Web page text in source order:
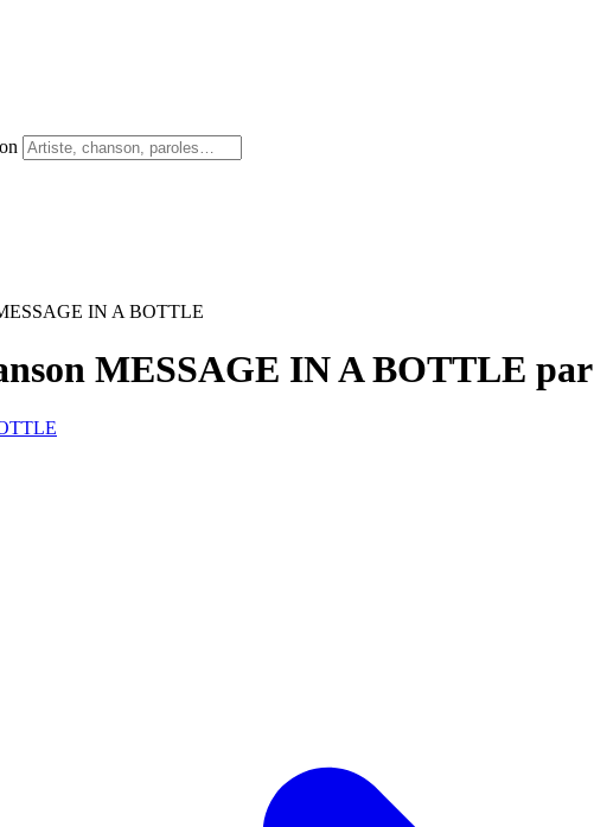
IN A BOTTLE
MESSAGE IN A BOTTLE par